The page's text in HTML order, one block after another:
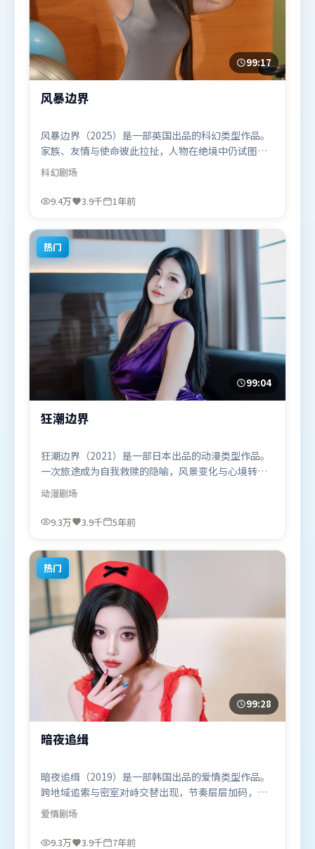
99:17
风暴边界
风暴边界（2025）是一部英国出品的科幻类型作品。
家族、友情与使命彼此拉扯，人物在绝境中仍试图守
住心中微光。人物关系网复杂却不凌乱，每场对手戏
都推动信息增量。由吕克·贝松执导，全智贤、基里
安·墨菲、梁朝伟，马东锡等联袂出演。影片于2025
幻题材的观众观看。
科幻剧场
9.4万 3.9千 1年前
热门
99:04
狂潮边界
狂潮边界（2021）是一部日本出品的动漫类型作品。
一次旅途成为自我救赎的隐喻，风景变化与心境转折
彼此呼应。高潮段落信息密度高，情绪释放与主题回
扣同时完成。由薛晓路执导，阿米尔·汗、章子怡、
全智贤，宋康昊、汤姆·哈迪等联袂出演。影片于
欢动漫题材的观众观看。
动漫剧场
9.3万 3.9千 5年前
热门
99:28
暗夜追缉
暗夜追缉（2019）是一部韩国出品的爱情类型作品。
跨地域追索与密室对峙交替出现，节奏层层加码，张
力持续上扬。叙事线索多线并进，最终在关键节点收
束。由让-皮埃尔·热内执导，刘亦菲、汤姆·哈迪、
易烊千玺，沈腾等联袂出演。影片于2019年6月10日
爱情剧场
9.3万 3.9千 7年前